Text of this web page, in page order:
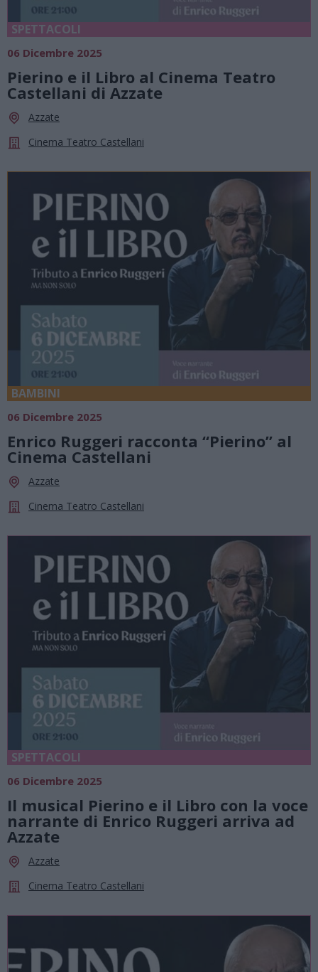
SPETTACOLI
06 Dicembre 2025
Pierino e il Libro al Cinema Teatro
Castellani di Azzate
Azzate
Cinema Teatro Castellani
BAMBINI
06 Dicembre 2025
Enrico Ruggeri racconta “Pierino” al
Cinema Castellani
Azzate
Cinema Teatro Castellani
SPETTACOLI
06 Dicembre 2025
Il musical Pierino e il Libro con la voce
narrante di Enrico Ruggeri arriva ad
Azzate
Azzate
Cinema Teatro Castellani